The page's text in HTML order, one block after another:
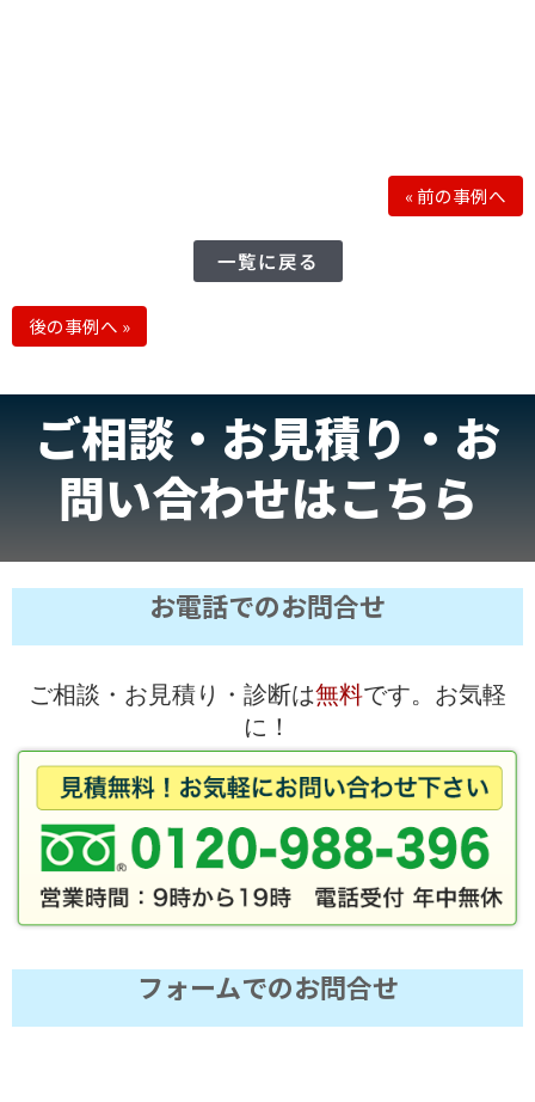
« 前の事例へ
一覧に戻る
後の事例へ »
ご相談・お見積り・お
問い合わせはこちら
お電話でのお問合せ
ご相談・お見積り・診断は無料です。お気軽
に！
フォームでのお問合せ